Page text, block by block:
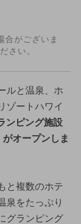
合がございま
さい。
ルと温泉、ホ
ゾートハワイ
ンピング施設
オープンしま
と複数のホテ
泉をたっぷり
グランピング